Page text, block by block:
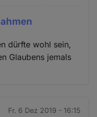
dürfte wohl sein,
Glaubens jemals
Fr. 6 Dez 2019 - 16:15